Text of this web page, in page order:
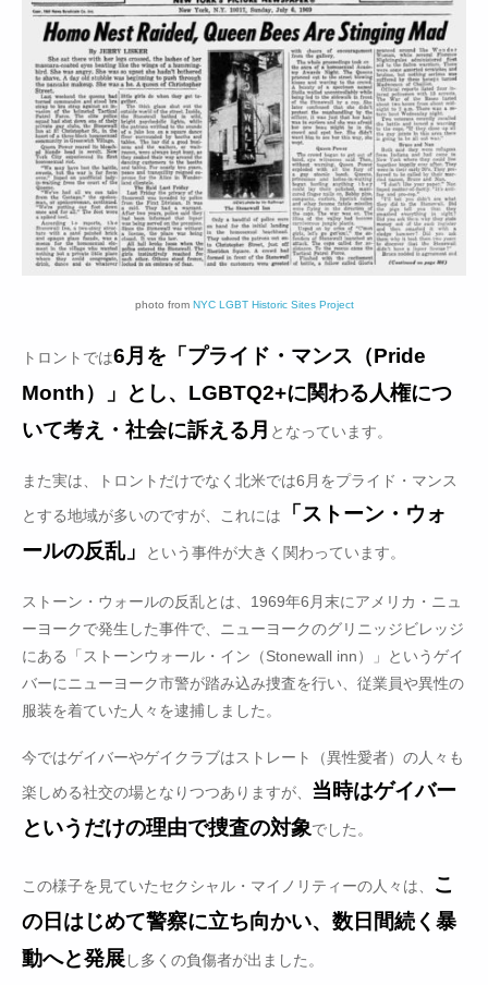
photo from NYC LGBT Historic Sites Project
トロントでは6月を「プライド・マンス（Pride
Month）」とし、LGBTQ2+に関わる人権につ
いて考え・社会に訴える月 となっています。
また実は、トロントだけでなく北米では6月をプライド・マンス
とする地域が多いのですが、これには
「ストーン・ウォ
ールの反乱」
という事件が大きく関わっています。
ストーン・ウォールの反乱とは、1969年6月末にアメリカ・ニュ
ーヨークで発生した事件で、ニューヨークのグリニッジビレッジ
にある「ストーンウォール・イン（Stonewall inn）」というゲイ
バーにニューヨーク市警が踏み込み捜査を行い、従業員や異性の
服装を着ていた人々を逮捕しました。
今ではゲイバーやゲイクラブはストレート（異性愛者）の人々も
楽しめる社交の場となりつつありますが、 当時はゲイバー
というだけの理由で捜査の対象でした。
この様子を見ていたセクシャル・マイノリティーの人々は、
こ
の日はじめて警察に立ち向かい、数日間続く暴
動へと発展し多くの負傷者が出ました。